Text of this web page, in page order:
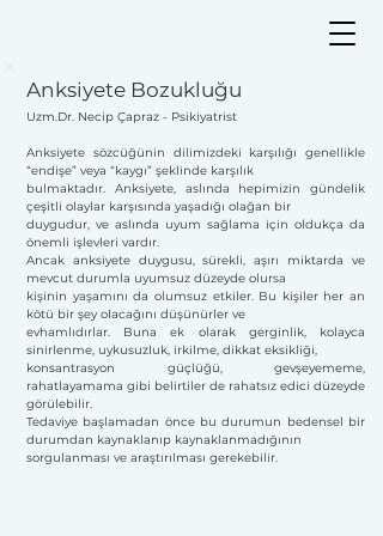
Anksiyete Bozukluğu
Uzm.Dr. Necip Çapraz - Psikiyatrist
Anksiyete sözcüğünin dilimizdeki karşılığı genellikle
“endişe” veya “kaygı” şeklinde karşılık
bulmaktadır. Anksiyete, aslında hepimizin gündelik
çeşitli olaylar karşısında yaşadığı olağan bir
duygudur, ve aslında uyum sağlama için oldukça da
önemli işlevleri vardır.
Ancak anksiyete duygusu, sürekli, aşırı miktarda ve
mevcut durumla uyumsuz düzeyde olursa
kişinin yaşamını da olumsuz etkiler. Bu kişiler her an
kötü bir şey olacağını düşünürler ve
evhamlıdırlar. Buna ek olarak gerginlik, kolayca
sinirlenme, uykusuzluk, irkilme, dikkat eksikliği,
konsantrasyon güçlüğü, gevşeyememe,
rahatlayamama gibi belirtiler de rahatsız edici düzeyde
görülebilir.
Tedaviye başlamadan önce bu durumun bedensel bir
durumdan kaynaklanıp kaynaklanmadığının
sorgulanması ve araştırılması gerekebilir.